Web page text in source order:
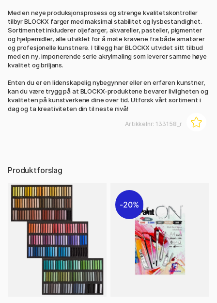
Med en nøye produksjonsprosess og strenge kvalitetskontroller
tilbyr BLOCKX farger med maksimal stabilitet og lysbestandighet.
Sortimentet inkluderer oljefarger, akvareller, pasteller, pigmenter
og hjelpemidler, alle utviklet for å møte kravene fra både amatører
og profesjonelle kunstnere. I tillegg har BLOCKX utvidet sitt tilbud
med en ny, imponerende serie akrylmaling som leverer samme høye
kvalitet og briljans.
Enten du er en lidenskapelig nybegynner eller en erfaren kunstner,
kan du være trygg på at BLOCKX-produktene bevarer livligheten og
kvaliteten på kunstverkene dine over tid. Utforsk vårt sortiment i
dag og ta kreativiteten din til neste nivå!
Artikkelnr: 133158_r
Produktforslag
20%